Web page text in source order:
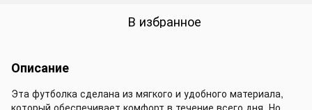
В избранное
Описание
Эта футболка сделана из мягкого и удобного материала,
который обеспечивает комфорт в течение всего дня. Но